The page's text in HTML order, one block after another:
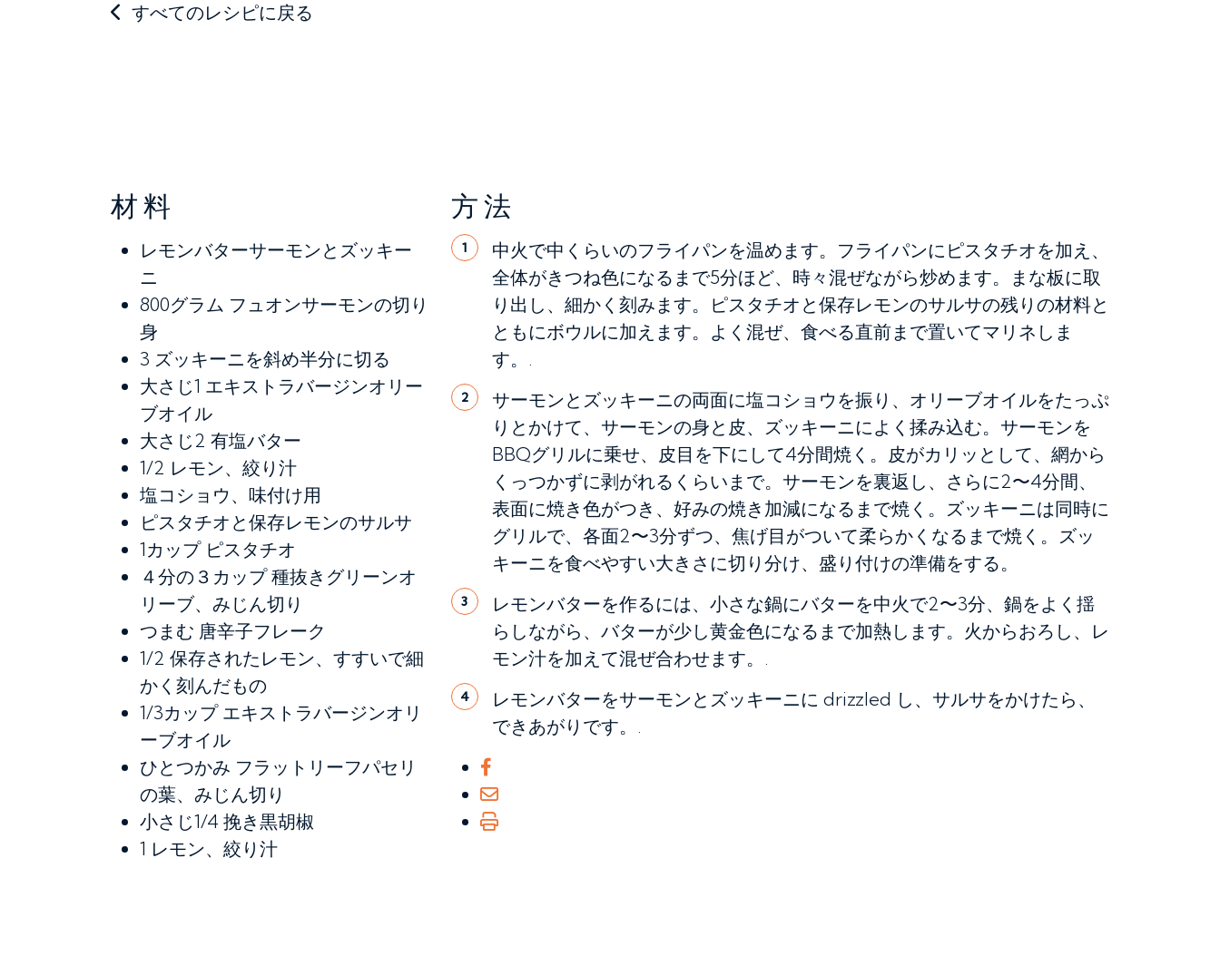
すべてのレシピに戻る
材料
レモンバターサーモンとズッキー
ニ
800グラム フュオンサーモンの切り
身
3 ズッキーニを斜め半分に切る
大さじ1 エキストラバージンオリー
ブオイル
大さじ2 有塩バター
1/2 レモン、絞り汁
塩コショウ、味付け用
ピスタチオと保存レモンのサルサ
1カップ ピスタチオ
４分の３カップ種抜きグリーンオ
リーブ、みじん切り
つまむ 唐辛子フレーク
1/2 保存されたレモン、すすいで細
かく刻んだもの
1/3カップ エキストラバージンオリ
ーブオイル
ひとつかみ フラットリーフパセリ
の葉、みじん切り
小さじ1/4 挽き黒胡椒
1 レモン、絞り汁
方法
1
中火で中くらいのフライパンを温めます。フライパンにピスタチオを加え、
全体がきつね色になるまで5分ほど、時々混ぜながら炒めます。まな板に取
り出し、細かく刻みます。ピスタチオと保存レモンのサルサの残りの材料と
ともにボウルに加えます。よく混ぜ、食べる直前まで置いてマリネしま
す。.
2
サーモンとズッキーニの両面に塩コショウを振り、オリーブオイルをたっぷ
りとかけて、サーモンの身と皮、ズッキーニによく揉み込む。サーモンを
BBQグリルに乗せ、皮目を下にして4分間焼く。皮がカリッとして、網から
くっつかずに剥がれるくらいまで。サーモンを裏返し、さらに2〜4分間、
表面に焼き色がつき、好みの焼き加減になるまで焼く。ズッキーニは同時に
グリルで、各面2〜3分ずつ、焦げ目がついて柔らかくなるまで焼く。ズッ
キーニを食べやすい大きさに切り分け、盛り付けの準備をする。
3
レモンバターを作るには、小さな鍋にバターを中火で2〜3分、鍋をよく揺
らしながら、バターが少し黄金色になるまで加熱します。火からおろし、レ
モン汁を加えて混ぜ合わせます。.
4
レモンバターをサーモンとズッキーニに drizzled し、サルサをかけたら、
できあがりです。.